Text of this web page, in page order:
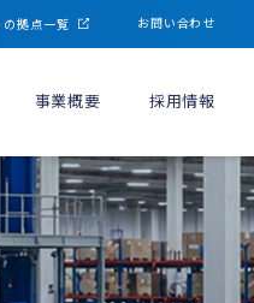
事業概要 採用情報
の拠点一覧 お問い合わせ